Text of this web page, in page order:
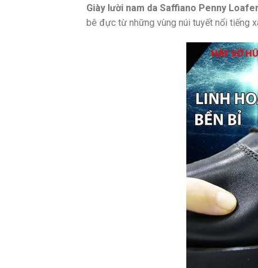
Giày lười nam da Saffiano Penny
bê đực từ những vùng núi tuyết nổi tiếng